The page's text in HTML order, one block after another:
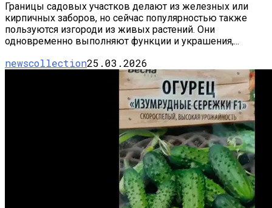
Границы садовых участков делают из железных или
кирпичных заборов, но сейчас популярностью также
пользуются изгороди из живых растений. Они
одновременно выполняют функции и украшения,...
newscollection25.03.2026